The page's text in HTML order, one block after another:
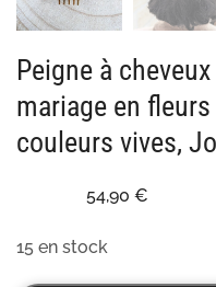
Peigne à
mariage en
couleurs vives,
54,90 €
15 en stock